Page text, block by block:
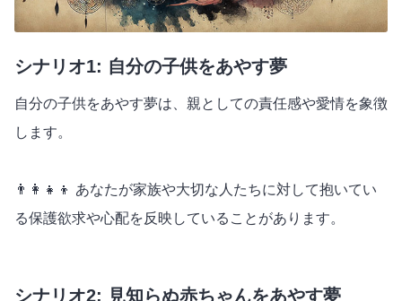
シナリオ1: 自分の子供をあやす夢
自分の子供をあやす夢は、親としての責任感や愛情を象徴
します。
👨‍👩‍👧‍👦 あなたが家族や大切な人たちに対して抱いてい
る保護欲求や心配を反映していることがあります。
シナリオ2: 見知らぬ赤ちゃんをあやす夢